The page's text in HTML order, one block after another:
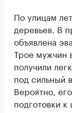
По улицам
деревьев. В
объявлена
Трое мужчин
получили
под сильный
Вероятно,
подготовки к